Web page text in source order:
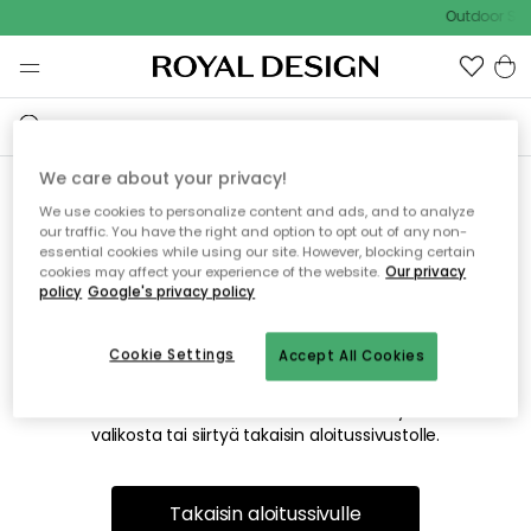
Outdoor
Emme valitettavasti löydä
etsimääsi sivua
Tämä voi johtua siitä, että sivua ei enää ole tai siitä, että se
on siirretty muualle. Pahoittelemme tästä mahdollisesti
valikosta tai siirtyä takaisin aloitussivustolle.
Takaisin aloitussivulle
We care about your privacy!
We use cookies to personalize content and ads, and to analyze
our traffic. You have the right and option to opt out of any non-
essential cookies while using our site. However, blocking certain
cookies may affect your experience of the website. Our privacy
policy Google's privacy policy
Accept All Cookies
Cookie Settings